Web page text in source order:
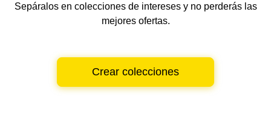
Sepáralos en colecciones de intereses y no perderás las
mejores ofertas.
Crear colecciones